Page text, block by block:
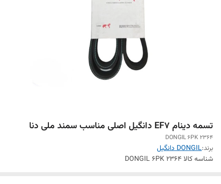
تسمه دینام EF7 دانگیل اصلی مناسب سمند ملی دنا
DONGIL 6PK 2364
برند:DONGIL دانگیل
شناسه کالاDONGIL 6PK 2364